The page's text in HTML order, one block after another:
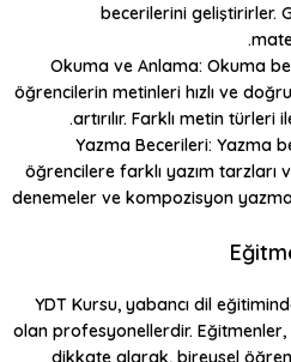
becerilerini geliştirirler.
Okuma ve Anlama: Okuma
öğrencilerin metinleri hızlı ve
artırılır. Farklı metin türleri
Yazma Becerileri: Yazma
öğrencilere farklı yazım tarzları
denemeler ve kompozisyon yazma
YDT Kursu, yabancı dil
olan profesyonellerdir. Eğitmenler,
dikkate alarak, bireysel